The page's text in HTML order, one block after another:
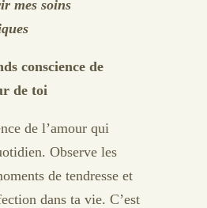
mes soins
conscience de
de toi
de l’amour qui
Observe les
de tendresse et
dans ta vie. C’est